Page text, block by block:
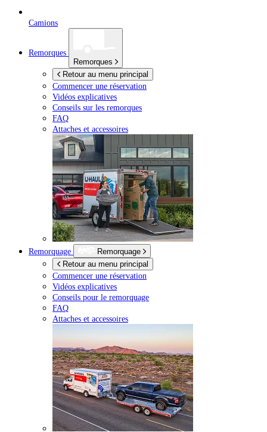
Camions
Remorques
Remorques
Retour au menu principal
Commencer une réservation
Vidéos explicatives
Conseils sur les remorques
FAQ
Attaches et accessoires
Remorquage
Remorquage
Retour au menu principal
Commencer une réservation
Vidéos explicatives
Conseils pour le remorquage
FAQ
Attaches et accessoires